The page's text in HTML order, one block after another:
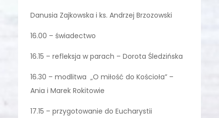
Danusia Zajkowska i ks. Andrzej Brzozowski
16.00 – świadectwo
16.15 – refleksja w parach – Dorota Śledzińska
16.30 – modlitwa „O miłość do Kościoła” –
Ania i Marek Rokitowie
17.15 – przygotowanie do Eucharystii